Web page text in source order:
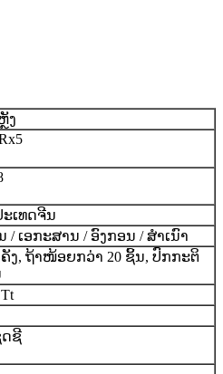
ງ
ເທດຈີນ
/ ເອກະສານ / ອົງກອນ / ສຳເນົາ
ງ, ຖ້າໜ້ອຍກວ່າ 20 ຊິ້ນ, ປົກກະຕິ
ດຊີ